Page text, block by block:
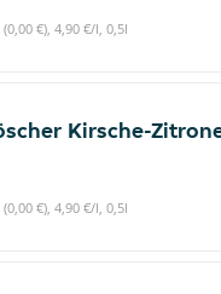
€), 4,90 €/l, 0,5l
Kirsche-
€), 4,90 €/l, 0,5l